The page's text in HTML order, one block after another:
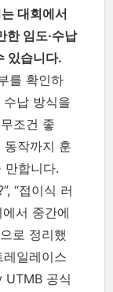
대회에서
한 임도·수납
있습니다.
를 확인하
납 방식을
조건 좋
동작까지 훈
만합니다.
“접이식 러
서 중간에
로 정리했
일레이스
UTMB 공식